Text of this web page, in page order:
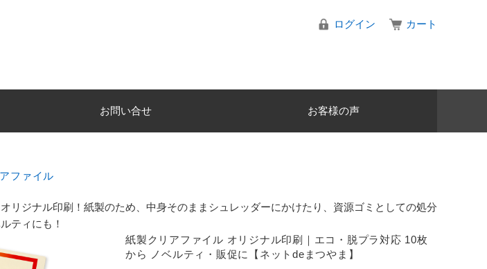
ログイン カート
お問い合せ お客様の声
ファイル
リジナル印刷！紙製のため、中身そのままシュレッダーにかけたり、資源ゴミとしての処分
ティにも！
紙製クリアファイル オリジナル印刷｜エコ・脱プラ対応 10枚
から ノベルティ・販促に【ネットdeまつやま】